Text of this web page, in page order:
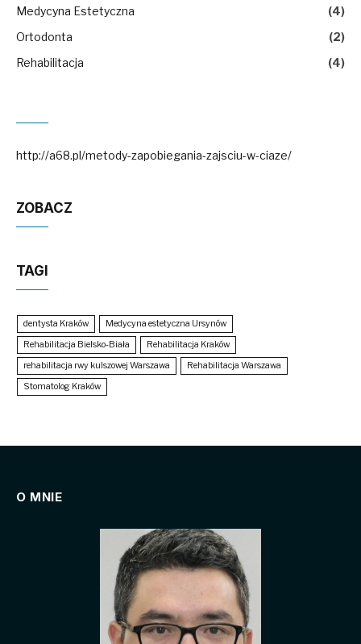
Medycyna Estetyczna
(4)
Ortodonta
(2)
Rehabilitacja
(4)
http://a68.pl/metody-zapobiegania-zajsciu-w-ciaze/
ZOBACZ
TAGI
dentysta Kraków
Medycyna estetyczna Ursynów
Rehabilitacja Bielsko-Biała
Rehabilitacja Kraków
rehabilitacja rwy kulszowej Warszawa
Rehabilitacja Warszawa
Stomatolog Kraków
O MNIE